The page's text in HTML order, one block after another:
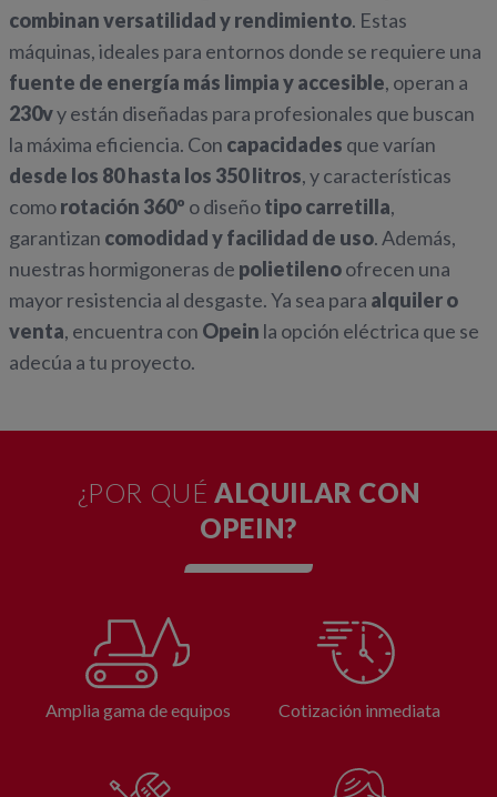
combinan versatilidad y rendimiento. Estas
máquinas, ideales para entornos donde se requiere una
fuente de energía más limpia y accesible, operan a
230vy están diseñadas para profesionales que buscan
la máxima eficiencia. Con capacidades que varían
desde los 80 hasta los 350 litros, y características
comorotación 360º o diseñotipo carretilla,
garantizan comodidad y facilidad de uso. Además,
nuestras hormigoneras de polietilenoofrecen una
mayor resistencia al desgaste. Ya sea para alquiler o
venta, encuentra con Opein la opción eléctrica que se
adecúa a tu proyecto.
¿POR QUÉ ALQUILAR CON
OPEIN?
Amplia gama de equipos Cotización inmediata